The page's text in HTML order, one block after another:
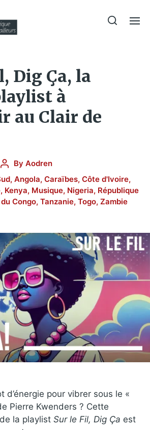
Dig Ça, la
à
au Clair de
By Aodren
, Angola, Caraïbes, Côte d'Ivoire,
, Kenya, Musique, Nigeria, République
Congo, Tanzanie, Togo, Zambie
d’énergie pour vibrer sous le «
Pierre Kwenders ? Cette
la playlist Sur le Fil, Dig Ça est